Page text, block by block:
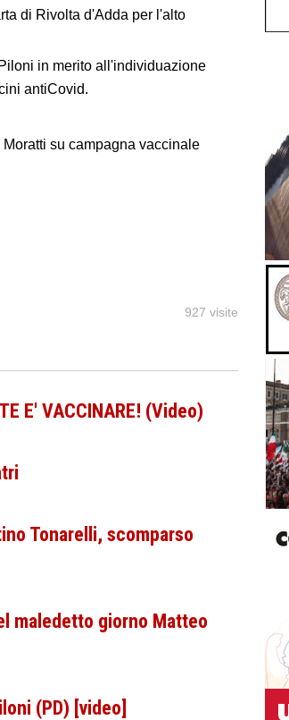
di Rivolta d'Adda per l'alto
in merito all'individuazione
antiCovid.
su campagna vaccinale
927 visite
E' VACCINARE! (Video)
Tonarelli, scomparso
maledetto giorno Matteo
(PD) [video]